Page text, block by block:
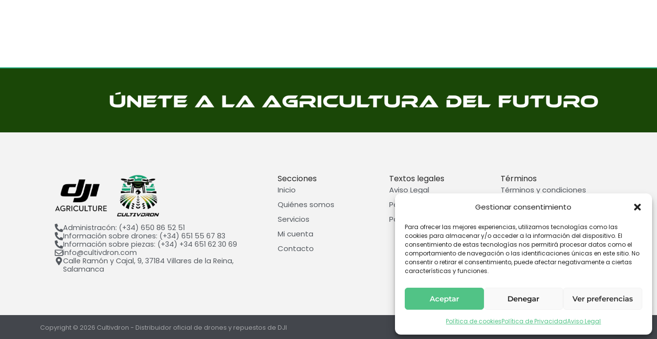
Gestionar consentimiento
Para ofrecer las mejores experiencias, utilizamos tecnologías como las
cookies para almacenar y/o acceder a la información del dispositivo. El
consentimiento de estas tecnologías nos permitirá procesar datos como el
comportamiento de navegación o las identificaciones únicas en este sitio. No
consentir o retirar el consentimiento, puede afectar negativamente a ciertas
características y funciones.
Aceptar Denegar Ver preferencias
Política de cookiesPolítica de PrivacidadAviso Legal
Administracón: (+34) 650 86 52 51
Información sobre drones: (+34) 651 55 67 83
Información sobre piezas: (+34) +34 651 62 30 69
info@cultivdron.com​
Calle Ramón y Cajal, 9, 37184 Villares de la Reina,
Salamanca​
Secciones
Inicio
Quiénes somos
Servicios
Mi cuenta
Contacto
Textos legales
Aviso Legal
Política de privacidad
Política de cookies
Términos
Términos y condiciones
Preguntas frecuentes
Copyright © 2026 Cultivdron - Distribuidor oficial de drones y repuestos de DJI